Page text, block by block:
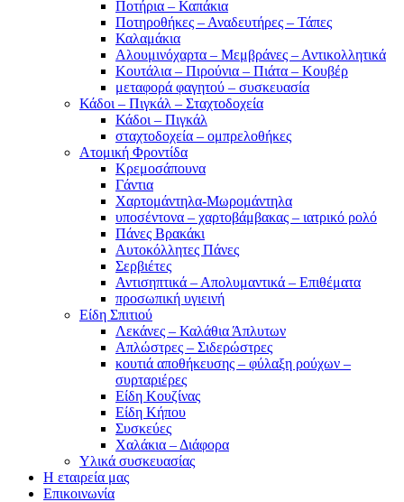
Ποτήρια – Καπάκια
Ποτηροθήκες – Αναδευτήρες – Τάπες
Καλαμάκια
Αλουμινόχαρτα – Μεμβράνες – Αντικολλητικά
Κουτάλια – Πιρούνια – Πιάτα – Κουβέρ
μεταφορά φαγητού – συσκευασία
Κάδοι – Πιγκάλ – Σταχτοδοχεία
Κάδοι – Πιγκάλ
σταχτοδοχεία – ομπρελοθήκες
Ατομική Φροντίδα
Κρεμοσάπουνα
Γάντια
Χαρτομάντηλα-Μωρομάντηλα
υποσέντονα – χαρτοβάμβακας – ιατρικό ρολό
Πάνες Βρακάκι
Αυτοκόλλητες Πάνες
Σερβιέτες
Αντισηπτικά – Απολυμαντικά – Επιθέματα
προσωπική υγιεινή
Είδη Σπιτιού
Λεκάνες – Καλάθια Άπλυτων
Απλώστρες – Σιδερώστρες
κουτιά αποθήκευσης – φύλαξη ρούχων –
συρταριέρες
Είδη Κουζίνας
Είδη Κήπου
Συσκεύες
Χαλάκια – Διάφορα
Yλικά συσκευασίας
Η εταιρεία μας
Επικοινωνία